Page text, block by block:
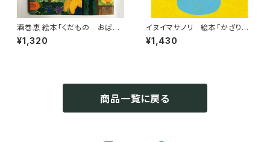
酒巻恵 絵本「くだもの おばけ
やしき」
¥1,320
イヌイマサノリ 絵本「かざりま
しょう」
¥1,430
商品一覧に戻る